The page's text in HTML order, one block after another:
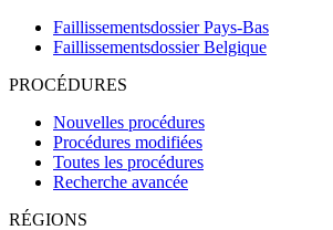
Faillissementsdossier Pays-Bas
Faillissementsdossier Belgique
PROCÉDURES
Nouvelles procédures
Procédures modifiées
Toutes les procédures
Recherche avancée
RÉGIONS